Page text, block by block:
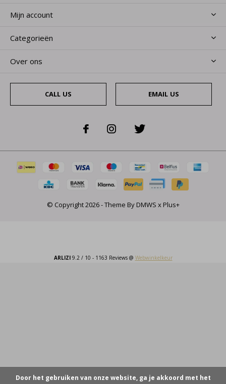
Mijn account
Categorieën
Over ons
CALL US EMAIL US
© Copyright2026- Theme ByDMWS xPlus+
ARLIZI9.2/ 10 - 1163 Reviews @ Webwinkelkeur
Door het gebruiken van onze website, ga je akkoord met het